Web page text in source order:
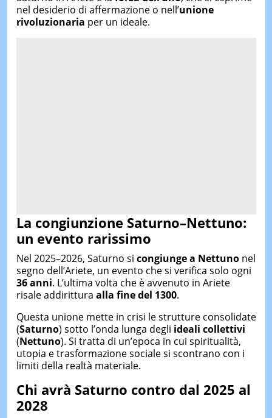
nel desiderio di affermazione o nell’unione
rivoluzionaria per un ideale.
La congiunzione Saturno–Nettuno:
un evento rarissimo
Nel 2025–2026, Saturno si congiunge a Nettunonel
segno dell’Ariete, un evento che si verifica solo ogni
36 anni. L’ultima volta che è avvenuto in Ariete
risale addirittura alla fine del 1300.
Questa unione mette in crisi le strutture consolidate
(Saturno) sotto l’onda lunga degli ideali collettivi
(Nettuno). Si tratta di un’epoca in cui spiritualità,
utopia e trasformazione sociale si scontrano con i
limiti della realtà materiale.
Chi avrà Saturno contro dal 2025 al
2028